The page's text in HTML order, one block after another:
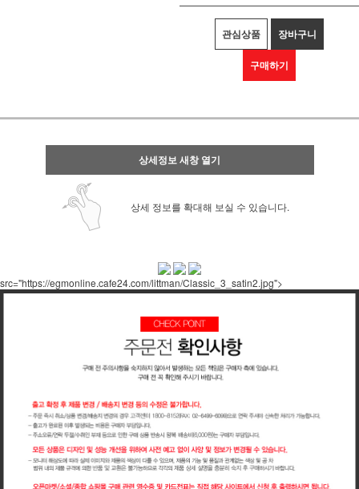
관심상품 장바구니
구매하기
상세정보 새창 열기
상세 정보를 확대해 보실 수 있습니다.
src="https://egmonline.cafe24.com/littman/Classic_3_satin2.jpg">